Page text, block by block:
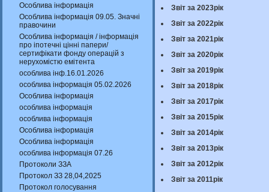
Особлива інформація
Особлива інформація 09.05. Значні
правочини
Особлива інформація / інформація
про іпотечні цінні папери/
сертифікати фонду операцій з
нерухомістю емітента
особлива інф.16.01.2026
особлива інформація 05.02.2026
Особлива інформація
особлива інформація
особлива інформація
Особлива інформація
Особлива інформація
особлива інформація 07.26
Протоколи ЗЗА
Протокол ЗЗ 28,04,2025
Протокол голосування
Звіт за 2023рік
Звіт за 2022рік
Звіт за 2021рік
Звіт за 2020рік
Звіт за 2019рік
Звіт за 2018рік
Звіт за 2017рік
Звіт за 2015рік
Звіт за 2014рік
Звіт за 2013рік
Звіт за 2012рік
Звіт за 2011рік